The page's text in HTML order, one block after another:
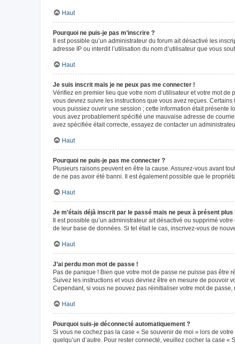
Haut
Pourquoi ne puis-je pas m’inscrire ?
Il est possible qu’un administrateur du forum ait désactivé les
adresse IP ou interdit l’utilisation du nom d’utilisateur que vous
Haut
Je suis inscrit mais je ne peux pas me connecter !
Vérifiez en premier lieu que votre nom d’utilisateur et votre mot
vous devrez suivre les instructions que vous avez reçues.
vous puissiez ouvrir une session ; cette information était présente
vous avez probablement spécifié une mauvaise adresse de
avez spécifiée était correcte, essayez de contacter un
Haut
Pourquoi ne puis-je pas me connecter ?
Plusieurs raisons peuvent en être la cause. Assurez-vous avant
de ne pas avoir été banni. Il est également possible que le
Haut
Je m’étais déjà inscrit par le passé mais ne peux à présent
Il est possible qu’un administrateur ait désactivé ou supprimé
de leur base de données. Si tel était le cas, inscrivez-vous de
Haut
J’ai perdu mon mot de passe !
Pas de panique ! Bien que votre mot de passe ne puisse pas être
Suivez les instructions et vous devriez être en mesure de pouvoir
Cependant, si vous ne pouvez pas réinitialiser votre mot de
Haut
Pourquoi suis-je déconnecté automatiquement ?
Si vous ne cochez pas la case « Se souvenir de moi » lors de
quelqu’un d’autre. Pour rester connecté, veuillez cocher la case